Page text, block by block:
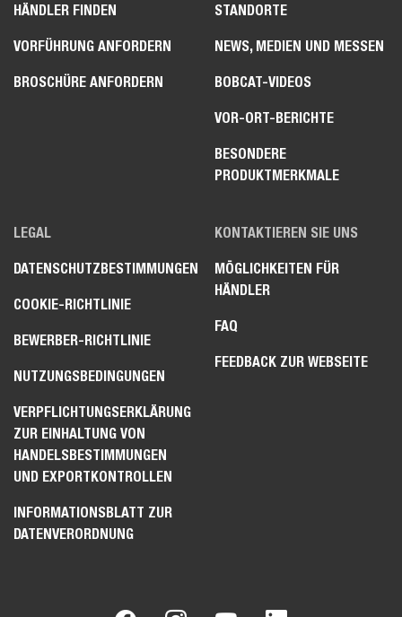
HÄNDLER FINDEN
VORFÜHRUNG ANFORDERN
BROSCHÜRE ANFORDERN
STANDORTE
NEWS, MEDIEN UND MESSEN
BOBCAT-VIDEOS
VOR-ORT-BERICHTE
BESONDERE
PRODUKTMERKMALE
LEGAL
DATENSCHUTZBESTIMMUNGEN
COOKIE-RICHTLINIE
BEWERBER-RICHTLINIE
NUTZUNGSBEDINGUNGEN
VERPFLICHTUNGSERKLÄRUNG
ZUR EINHALTUNG VON
HANDELSBESTIMMUNGEN
UND EXPORTKONTROLLEN
INFORMATIONSBLATT ZUR
DATENVERORDNUNG
KONTAKTIEREN SIE UNS
MÖGLICHKEITEN FÜR
HÄNDLER
FAQ
FEEDBACK ZUR WEBSEITE